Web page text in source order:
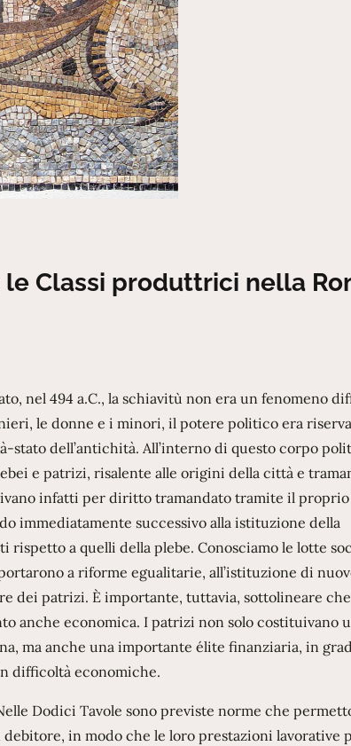
Classi produttrici nella
nel 494 a.C., la schiavitù non era un fenomeno
le donne e i minori, il potere politico era
dell’antichità. All’interno di questo corpo
e patrizi, risalente alle origini della città e
infatti per diritto tramandato tramite il
immediatamente successivo alla istituzione della
a quelli della plebe. Conosciamo le lotte
a riforme egualitarie, all’istituzione di
dei patrizi. È importante, tuttavia, sottolineare
anche economica. I patrizi non solo costituivano
ma anche una importante élite finanziaria, in
difficoltà economiche.
Dodici Tavole sono previste norme che
in modo che le loro prestazioni lavorative